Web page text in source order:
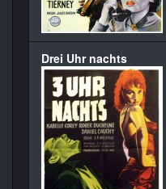
Drei Uhr nachts